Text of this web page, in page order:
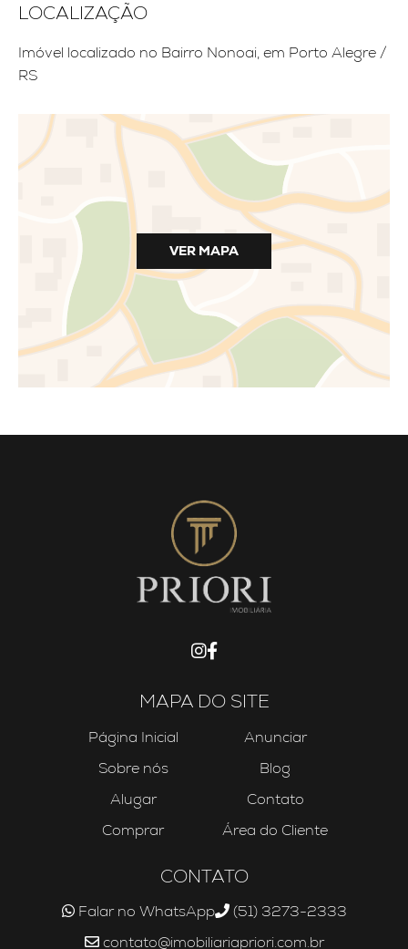
LOCALIZAÇÃO
Imóvel localizado no Bairro Nonoai, em Porto Alegre /
RS
VER MAPA
MAPA DO SITE
Página Inicial
Sobre nós
Alugar
Comprar
Anunciar
Blog
Contato
Área do Cliente
CONTATO
Falar no WhatsApp
(51) 3273-2333
contato@imobiliariapriori.com.br